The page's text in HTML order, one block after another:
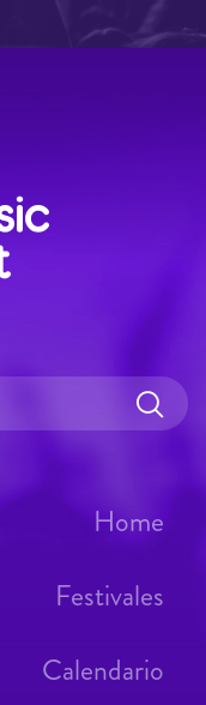
Home
Festivales
Calendario